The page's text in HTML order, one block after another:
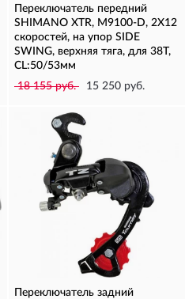
Переключатель передний
SHIMANO XTR, M9100-D, 2X12
скоростей, на упор SIDE
SWING, верхняя тяга, для 38T,
CL:50/53мм
18 155 руб.
15 250 руб.
Переключатель задний